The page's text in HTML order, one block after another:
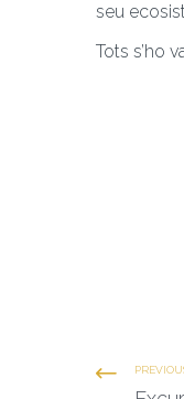
seu
Tots s’ho